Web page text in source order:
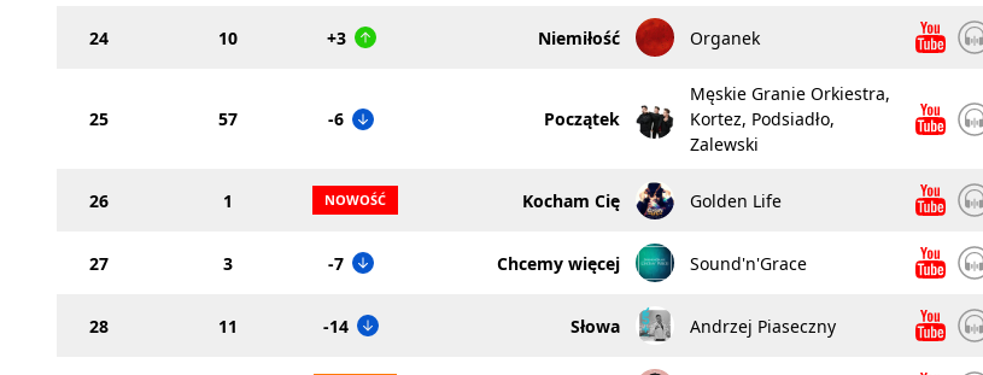
24 10 +3 Niemiłość Organek
25 57 -6 Początek
Męskie Granie Orkiestra,
Kortez, Podsiadło,
Zalewski
26 1 Kocham Cię Golden Life
27 3 -7 Chcemy więcej Sound'n'Grace
28 11 -14 Słowa Andrzej Piaseczny